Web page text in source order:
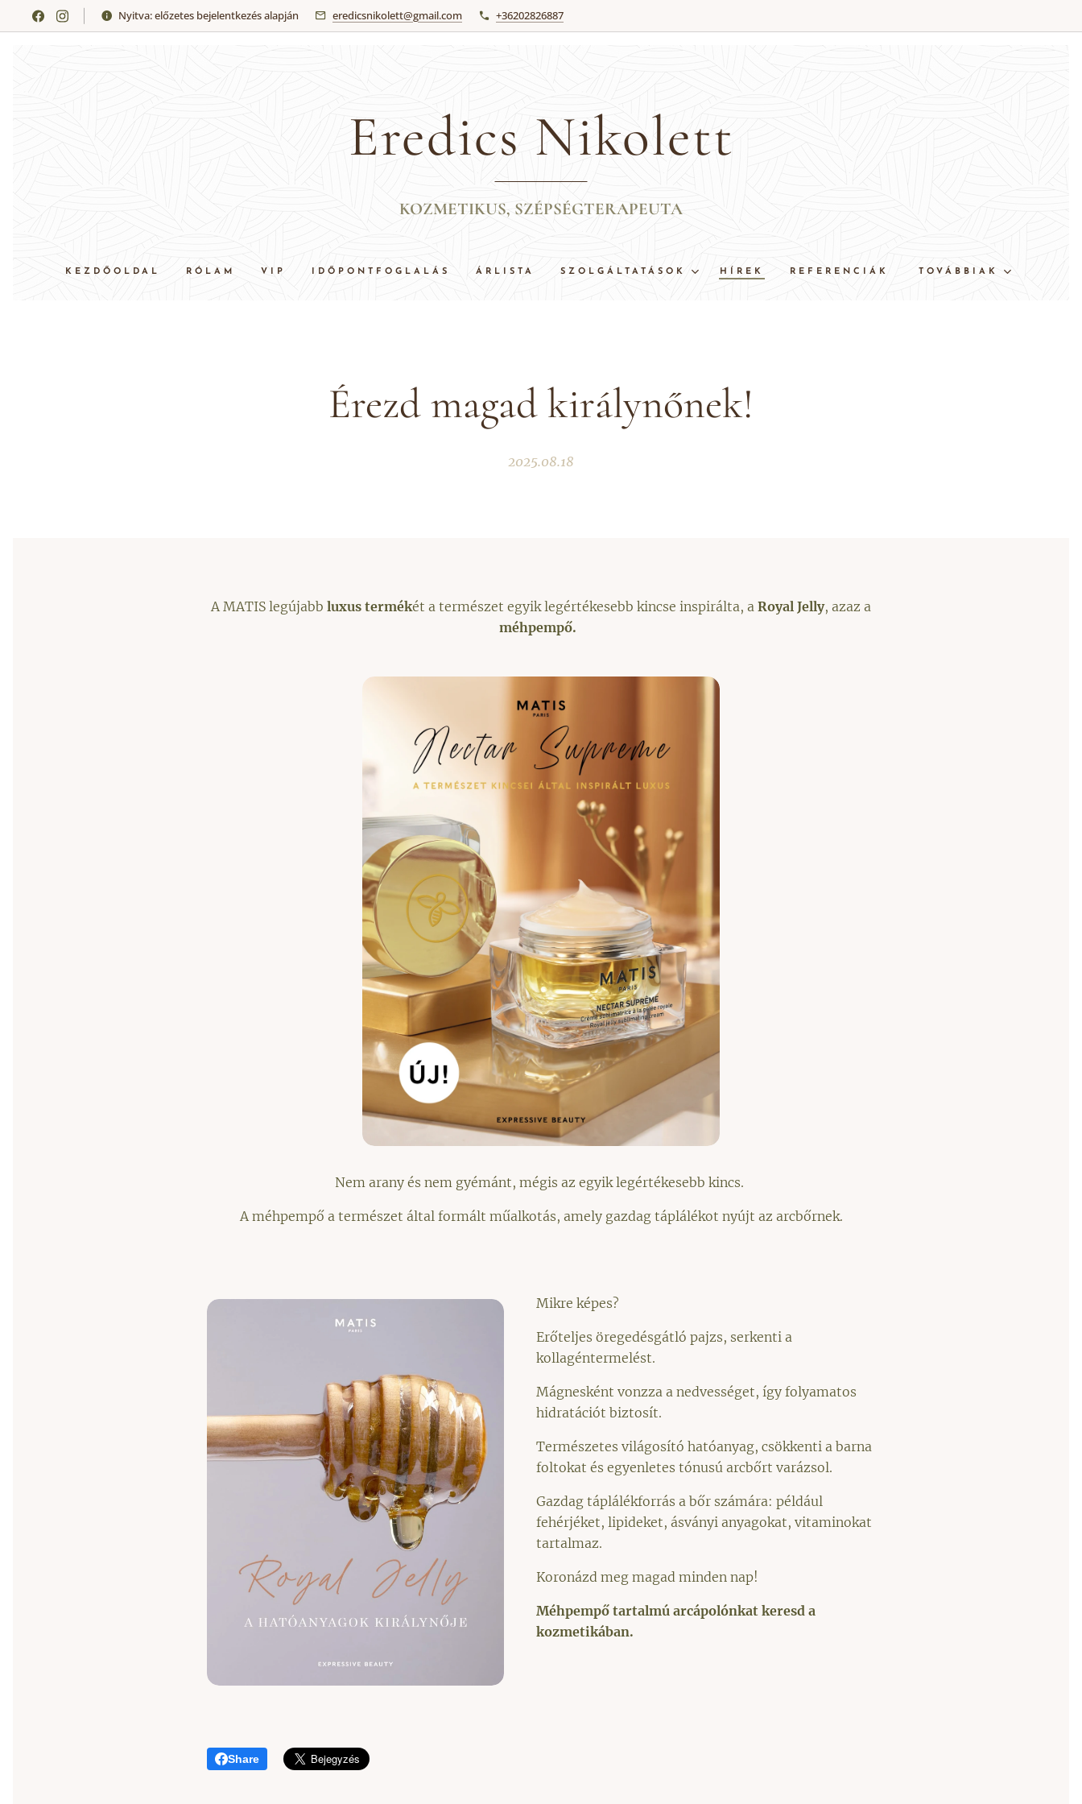
Nyitva: előzetes bejelentkezés alapján eredicsnikolett@gmail.com +36202826887
Eredics Nikolett
KOZMETIKUS, SZÉPSÉGTERAPEUTA
KEZDŐOLDAL RÓLAM VIP IDŐPONTFOGLALÁS ÁRLISTA SZOLGÁLTATÁSOK HÍREK REFERENCIÁK TOVÁBBIAK
Érezd magad királynőnek!
2025.08.18
A MATIS legújabb luxus termékét a természet egyik legértékesebb kincse inspirálta, a Royal Jelly, azaz a
méhpempő.
Nem arany és nem gyémánt, mégis az egyik legértékesebb kincs.
A méhpempő a természet által formált műalkotás, amely gazdag táplálékot nyújt az arcbőrnek.
Mikre képes?
Erőteljes öregedésgátló pajzs, serkenti a
kollagéntermelést.
Mágnesként vonzza a nedvességet, így folyamatos
hidratációt biztosít.
Természetes világosító hatóanyag, csökkenti a barna
foltokat és egyenletes tónusú arcbőrt varázsol.
Gazdag táplálékforrás a bőr számára: például
fehérjéket, lipideket, ásványi anyagokat, vitaminokat
tartalmaz.
Koronázd meg magad minden nap!
Méhpempő tartalmú arcápolónkat keresd a
kozmetikában.
Share